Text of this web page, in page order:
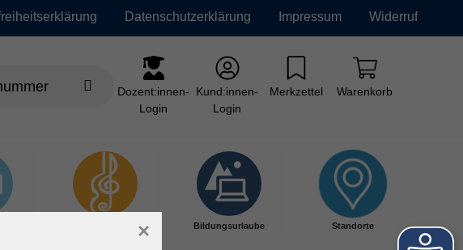
Datenschutzerklärung Impressum Widerruf
Dozent:innen-
Login
Kund:innen-
Login
Merkzettel Warenkorb
Bildungsurlaube Standorte
×